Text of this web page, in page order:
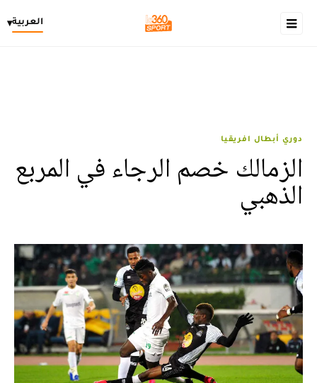
العربية▾
دوري أبطال افريقيا
الزمالك خصم الرجاء في المربع
الذهبي